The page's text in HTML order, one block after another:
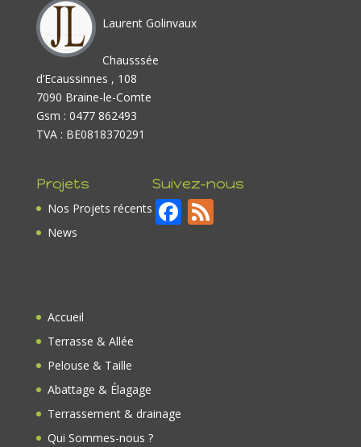
Laurent Golinvaux
Chausssée
d’Ecaussinnes , 108
7090 Braine-le-Comte
Gsm : 0477 862493
TVA : BE0818370291
Projets
Nos Projets récents
News
Suivez-nous
F F
Accueil
Terrasse & Allée
Pelouse & Taille
Abattage & Élagage
Terrassement & drainage
Qui Sommes-nous ?